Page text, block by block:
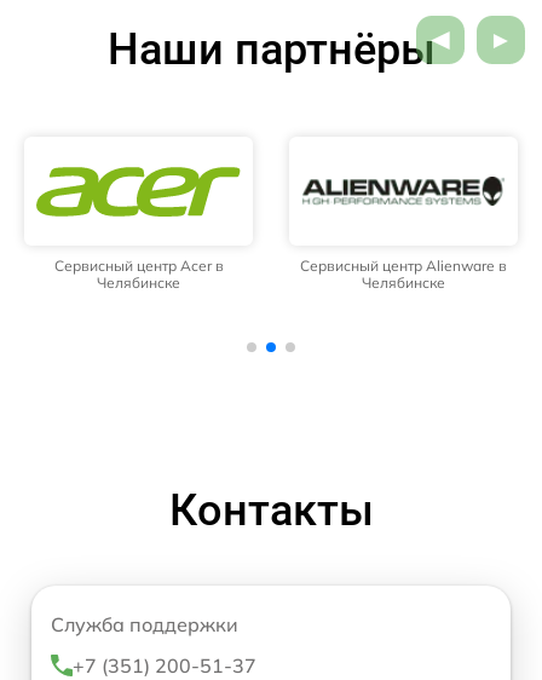
Наши партнёры
Сервисный центр Acer в
Челябинске
Сервисный центр Alienware в
Челябинске
Контакты
Служба поддержки
+7 (351) 200-51-37